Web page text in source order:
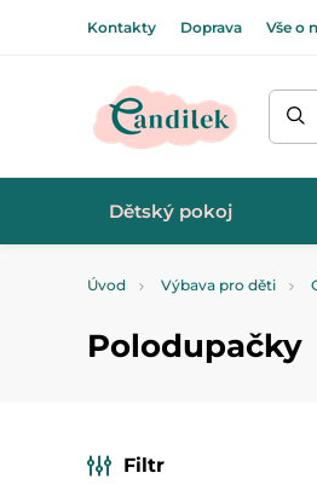
Kontakty Doprava Vše o
Dětský pokoj
Úvod Výbava pro děti
Polodupačky
Filtr